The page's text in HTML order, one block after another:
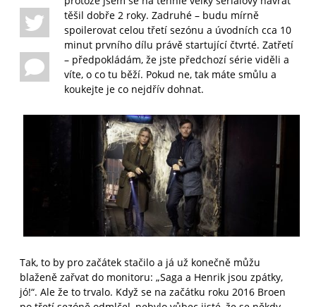
těšil dobře 2 roky. Zadruhé – budu mírně
spoilerovat celou třetí sezónu a úvodních cca 10
minut prvního dílu právě startující čtvrté. Zatřetí
– předpokládám, že jste předchozí série viděli a
víte, o co tu běží. Pokud ne, tak máte smůlu a
koukejte je co nejdřív dohnat.
Tak, to by pro začátek stačilo a já už konečně můžu
blaženě zařvat do monitoru: „Saga a Henrik jsou zpátky,
jó!“. Ale že to trvalo. Když se na začátku roku 2016 Broen